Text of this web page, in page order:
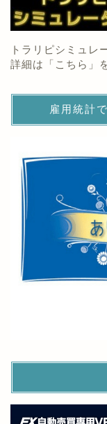
トラリピシミュレ
詳細は「 こちら 」
雇用統計